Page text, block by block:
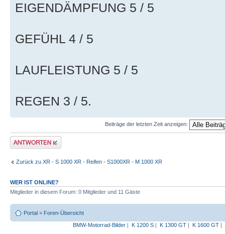
EIGENDÄMPFUNG 5 / 5
GEFÜHL 4 / 5
LAUFLEISTUNG 5 / 5
REGEN 3 / 5.
Beiträge der letzten Zeit anzeigen:
Antwort erstellen
Zurück zu XR - S 1000 XR - Reifen - S1000XR - M 1000 XR
WER IST ONLINE?
Mitglieder in diesem Forum: 0 Mitglieder und 11 Gäste
Portal » Foren-Übersicht
BMW-Motorrad-Bilder| K 1200 S| K 1300 GT| K 1600 GT|